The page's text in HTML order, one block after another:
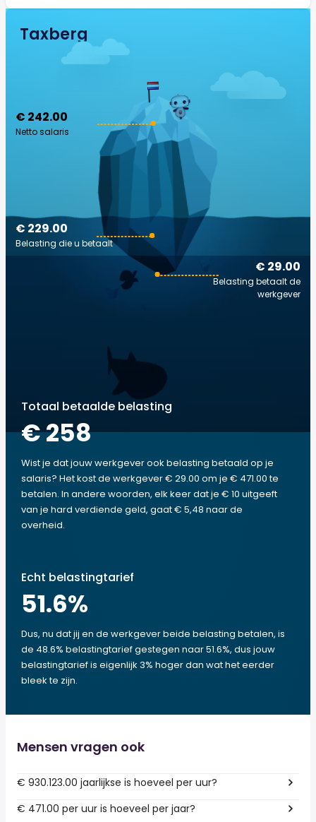
Taxberg
€ 242.00
Netto salaris
€ 29.00
Belasting betaalt de
werkgever
€ 229.00
Belasting die u betaalt
Totaal betaalde belasting
€ 258
Wist je dat jouw werkgever ook belasting betaald op je
salaris? Het kost de werkgever € 29.00 om je € 471.00 te
betalen. In andere woorden, elk keer dat je € 10 uitgeeft
van je hard verdiende geld, gaat € 5,48 naar de
overheid.
Echt belastingtarief
51.6%
Dus, nu dat jij en de werkgever beide belasting betalen, is
de 48.6% belastingtarief gestegen naar 51.6%, dus jouw
belastingtarief is eigenlijk 3% hoger dan wat het eerder
bleek te zijn.
Mensen vragen ook
€ 930.123.00 jaarlijkse is hoeveel per uur?
€ 471.00 per uur is hoeveel per jaar?